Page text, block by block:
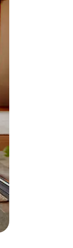
y deslizando la